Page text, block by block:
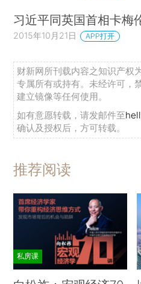
习近平同英国首相卡梅
2015年10月21日 APP打开
财新网所刊载内容之知识产权
专属所有或持有。未经许可，
建立镜像等任何使用。
如有意愿转载，请发邮件至
确认及授权后，方可转载。
推荐阅读
私房课